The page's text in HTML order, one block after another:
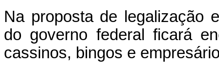
Na proposta de legalização
do governo federal ficará
cassinos, bingos e